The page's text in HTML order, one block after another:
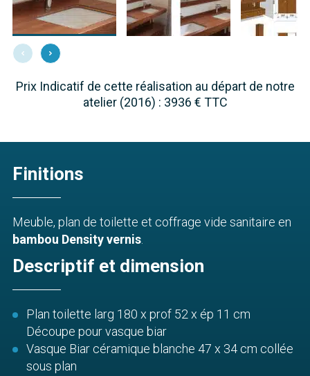
Prix Indicatif de cette réalisation au départ de notre
atelier (2016) : 3936 € TTC
Finitions
Meuble, plan de toilette et coffrage vide sanitaire en
bambou Density vernis
Descriptif et dimension
Plan toilette larg 180 x prof 52 x ép 11 cm
Découpe pour vasque biar
Vasque Biar céramique blanche 47 x 34 cm collée
sous plan